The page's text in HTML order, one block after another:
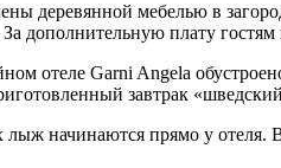
деревянной мебелью в
дополнительную плату гостям
отеле Garni Angela
завтрак
лыж начинаются прямо у отеля.